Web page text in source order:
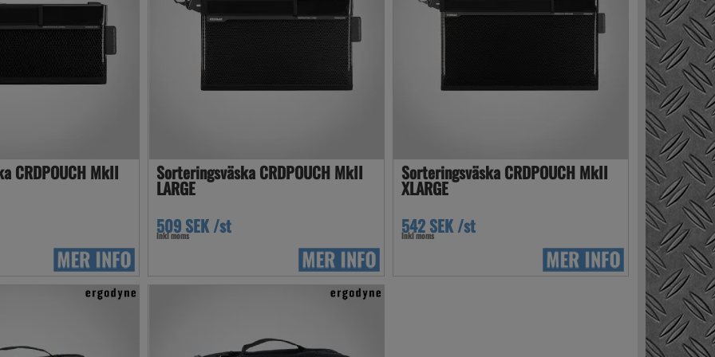
CRDPOUCH MkII Sorteringsväska CRDPOUCH MkII
LARGE
509 SEK /st
Inkl moms
Sorteringsväska CRDPOUCH MkII
XLARGE
542 SEK /st
Inkl moms